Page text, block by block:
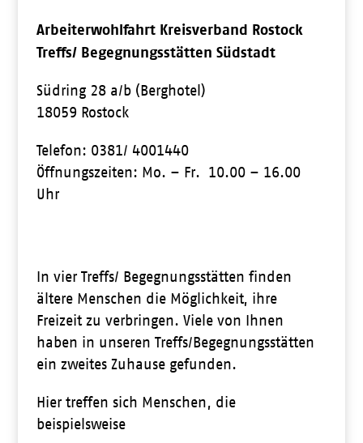
Arbeiterwohlfahrt Kreisverband Rostock
Treffs/ Begegnungsstätten Südstadt
Südring 28 a/b (Berghotel)
18059 Rostock
Telefon: 0381/ 4001440
Öffnungszeiten: Mo. – Fr. 10.00 – 16.00
Uhr
In vier Treffs/ Begegnungsstätten finden
ältere Menschen die Möglichkeit, ihre
Freizeit zu verbringen. Viele von Ihnen
haben in unseren Treffs/Begegnungsstätten
ein zweites Zuhause gefunden.
Hier treffen sich Menschen, die
beispielsweise